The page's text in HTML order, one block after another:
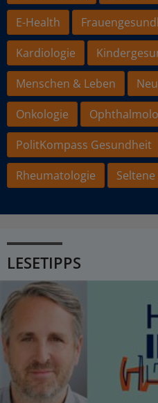
E-Health
Kardiologie
Menschen & Leben
Onkologie
PolitKompass Gesundheit
Rheumatologie
LESETIPPS